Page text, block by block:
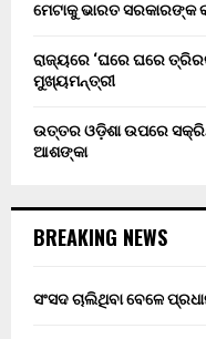
ମେଟାକୁ ଭାରତ ସରକାରଙ୍କ
ରାଜ୍ୟରେ ‘ଘରେ ଘରେ
ମୁଖ୍ୟମନ୍ତ୍ରୀ
ଉତ୍ତର ଓଡ଼ିଶା ଉପରେ
ଆଶଙ୍କା
BREAKING NEWS
ସଂସଦ ଚାଲିଥିବା ବେଳେ